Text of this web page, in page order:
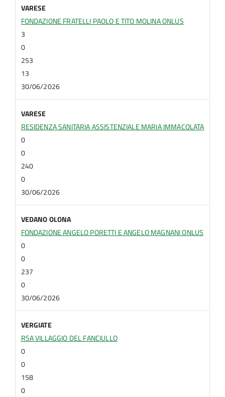
VARESE
FONDAZIONE FRATELLI PAOLO E TITO MOLINA ONLUS
3
0
253
13
30/06/2026
VARESE
RESIDENZA SANITARIA ASSISTENZIALE MARIA IMMACOLATA
0
0
240
0
30/06/2026
VEDANO OLONA
FONDAZIONE ANGELO PORETTI E ANGELO MAGNANI ONLUS
0
0
237
0
30/06/2026
VERGIATE
RSA VILLAGGIO DEL FANCIULLO
0
0
158
0